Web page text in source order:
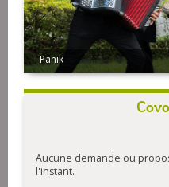
Panik
Bagad Bleidi Kamorh
Aucune demande ou
l'instant.